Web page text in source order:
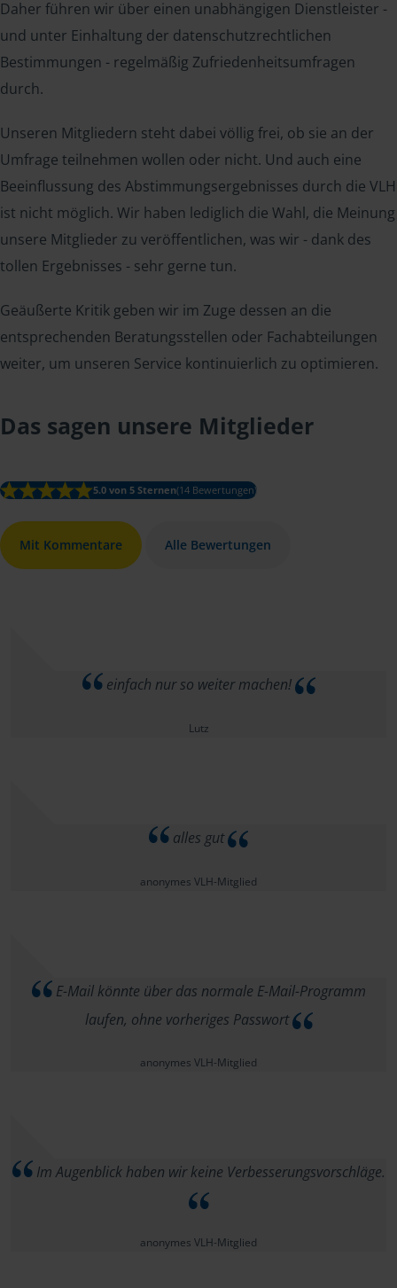
Daher führen wir über einen unabhängigen Dienstleister -
und unter Einhaltung der datenschutzrechtlichen
Bestimmungen - regelmäßig Zufriedenheitsumfragen
durch.
Unseren Mitgliedern steht dabei völlig frei, ob sie an der
Umfrage teilnehmen wollen oder nicht. Und auch eine
Beeinflussung des Abstimmungsergebnisses durch die VLH
ist nicht möglich. Wir haben lediglich die Wahl, die Meinung
unsere Mitglieder zu veröffentlichen, was wir - dank des
tollen Ergebnisses - sehr gerne tun.
Geäußerte Kritik geben wir im Zuge dessen an die
entsprechenden Beratungsstellen oder Fachabteilungen
weiter, um unseren Service kontinuierlich zu optimieren.
Das sagen unsere Mitglieder
5.0 von 5 Sternen(14 Bewertungen)
Mit Kommentare Alle Bewertungen
einfach nur so weiter machen!
Lutz
alles gut
anonymes VLH-Mitglied
E-Mail könnte über das normale E-Mail-Programm
laufen, ohne vorheriges Passwort
anonymes VLH-Mitglied
Im Augenblick haben wir keine Verbesserungsvorschläge.
anonymes VLH-Mitglied